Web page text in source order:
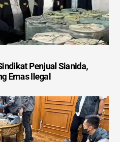
Penjual Sianida,
Emas Ilegal